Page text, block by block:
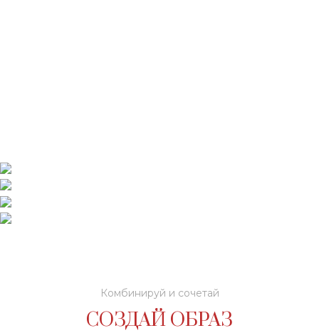
Комбинируй и сочетай
СОЗДАЙ ОБРАЗ